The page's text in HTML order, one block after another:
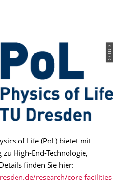
© TUD
of Life (PoL) bietet mit
zu High-End-Technologie,
finden Sie hier:
research/core-facilities